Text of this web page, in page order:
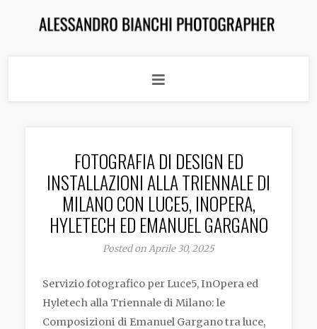
FOTOGRAFIA DI DESIGN ED
INSTALLAZIONI ALLA TRIENNALE DI
MILANO CON LUCE5, INOPERA,
HYLETECH ED EMANUEL GARGANO
Posted on Aprile 30, 2025
Servizio fotografico per Luce5, InOpera ed
Hyletech alla Triennale di Milano: le
Composizioni di Emanuel Gargano tra luce,